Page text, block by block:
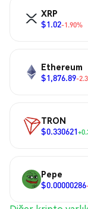
XRP
$1.02-1.90%
Ethereum
$1,876.89-
TRON
$0.330621
Pepe
$0.00000286